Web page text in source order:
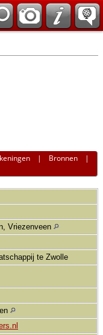
| Bronnen |
Vriezenveen
te Zwolle